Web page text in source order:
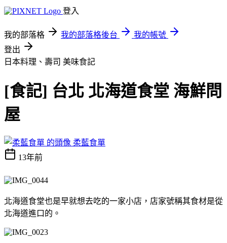
登入
我的部落格 我的部落格後台
我的帳號
登出
日本料理、壽司 美味食記
[食記] 台北 北海道食堂 海鮮問
屋
柔藍食單
13年前
北海道食堂也是早就想去吃的一家小店，店家號稱其食材是從
北海道進口的。